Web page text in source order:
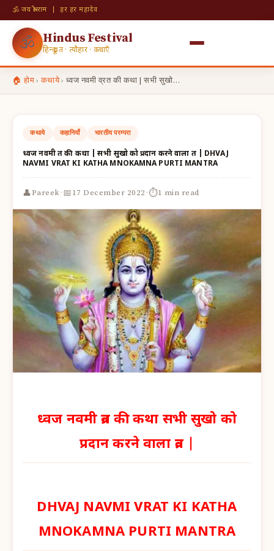
🕉 जय श्री राम | हर हर महादेव
🕉 Hindus Festival
हिन्दू व्रत · त्यौहार · कथाएँ
🏠 होम› कथाये› ध्वज नवमी व्रत की कथा | सभी सुखो…
कथाये कहानियाँ भारतीय परम्परा
ध्वज नवमी व्रत की कथा | सभी सुखो को प्रदान करने वाला व्रत | DHVAJ
NAVMI VRAT KI KATHA MNOKAMNA PURTI MANTRA
👤Pareek·📅17 December 2022·⏱1 min read
ध्वज नवमी व्रत की कथा सभी सुखो को
प्रदान करने वाला व्रत |
DHVAJ NAVMI VRAT KI KATHA
MNOKAMNA PURTI MANTRA